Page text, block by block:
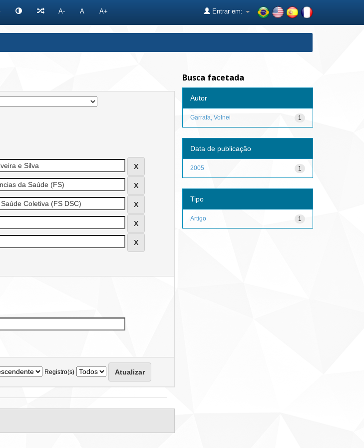
A- A A+ Entrar em:
Registro(s)
Busca facetada
Autor
1
Garrafa, Volnei
Data de publicação
1
2005
Tipo
1
Artigo